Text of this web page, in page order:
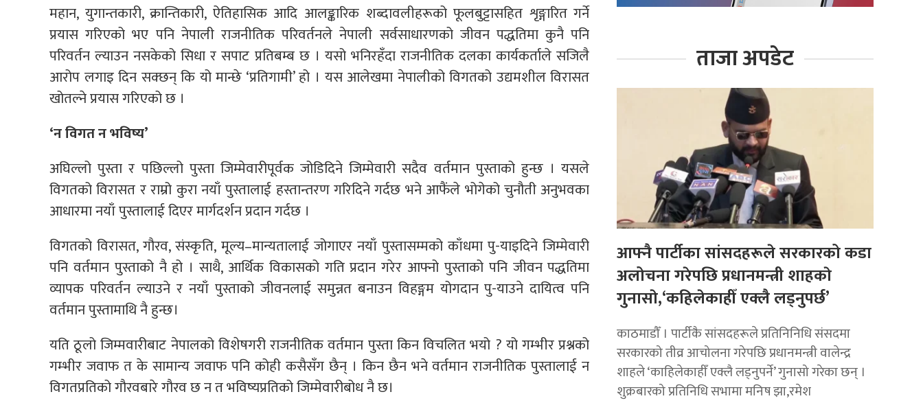
महान, युगान्तकारी, क्रान्तिकारी, ऐतिहासिक आदि आलङ्कारिक शब्दावलीहरूको फूलबुट्टासहित शृङ्गारित गर्ने
प्रयास गरिएको भए पनि नेपाली राजनीतिक परिवर्तनले नेपाली सर्वसाधारणको जीवन पद्धतिमा कुनै पनि
परिवर्तन ल्याउन नसकेको सिधा र सपाट प्रतिबम्ब छ । यसो भनिरहँदा राजनीतिक दलका कार्यकर्ताले सजिलै
आरोप लगाइ दिन सक्छन् कि यो मान्छे ‘प्रतिगामी’ हो । यस आलेखमा नेपालीको विगतको उद्यमशील विरासत
खोतल्ने प्रयास गरिएको छ ।
‘न विगत न भविष्य’
अघिल्लो पुस्ता र पछिल्लो पुस्ता जिम्मेवारीपूर्वक जोडिदिने जिम्मेवारी सदैव वर्तमान पुस्ताको हुन्छ । यसले
विगतको विरासत र राम्रो कुरा नयाँ पुस्तालाई हस्तान्तरण गरिदिने गर्दछ भने आफैंले भोगेको चुनौती अनुभवका
आधारमा नयाँ पुस्तालाई दिएर मार्गदर्शन प्रदान गर्दछ ।
विगतको विरासत, गौरव, संस्कृति, मूल्य–मान्यतालाई जोगाएर नयाँ पुस्तासम्मको काँधमा पु-याइदिने जिम्मेवारी
पनि वर्तमान पुस्ताको नै हो । साथै, आर्थिक विकासको गति प्रदान गरेर आफ्नो पुस्ताको पनि जीवन पद्धतिमा
व्यापक परिवर्तन ल्याउने र नयाँ पुस्ताको जीवनलाई समुन्नत बनाउन विहङ्गम योगदान पु-याउने दायित्व पनि
वर्तमान पुस्तामाथि नै हुन्छ।
यति ठूलो जिम्मवारीबाट नेपालको विशेषगरी राजनीतिक वर्तमान पुस्ता किन विचलित भयो ? यो गम्भीर प्रश्नको
गम्भीर जवाफ त के सामान्य जवाफ पनि कोही कसैसँग छैन् । किन छैन भने वर्तमान राजनीतिक पुस्तालाई न
विगतप्रतिको गौरवबारे गौरव छ न त भविष्यप्रतिको जिम्मेवारीबोध नै छ।
ताजा अपडेट
आफ्नै पार्टीका सांसदहरूले सरकारको कडा
अलोचना गरेपछि प्रधानमन्त्री शाहकाे
गुनासाे,‘कहिलेकाहीँ एक्लै लड्नुपर्छ’
काठमाडौँ । पार्टीकै सांसदहरूले प्रतिनिनिधि संसदमा
सरकारको तीव्र आचोलना गरेपछि प्रधानमन्त्री वालेन्द्र
शाहले ‘काहिलेकाहीँ एक्लै लड्नुपर्ने’ गुनासो गरेका छन् ।
शुक्रबारको प्रतिनिधि सभामा मनिष झा,रमेश